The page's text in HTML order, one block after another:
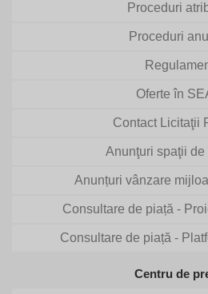
Proceduri
Proceduri
Oferte în
Contact Licitaţii
Anunţuri spaţii
Anunțuri vânzare
Consultare de piață -
Consultare de piață -
Centru de